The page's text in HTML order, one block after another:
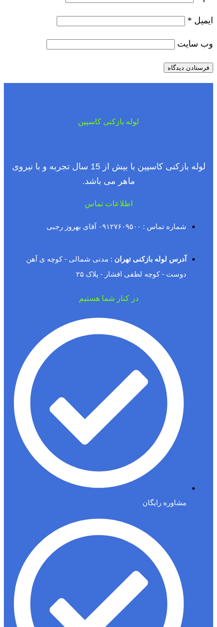
ایمیل *
وب‌ سایت
لوله بازکنی کاسپین
لوله بازکنی کاسپین با بیش از 15 سال تجربه و با نیروی
ماهر می باشد.
اطلاعات تماس
شماره تماس : ۰۹۱۲۷۶۰۹۵۰۰ آقای بهروز رجبی
آدرس لوله بازکنی تهران : مدنی شمالی - کوچه ی آهن
دوست - کوچه لطفی افشار - پلاک ۲۵
در کنار شما هستیم
مشاوره رایگان